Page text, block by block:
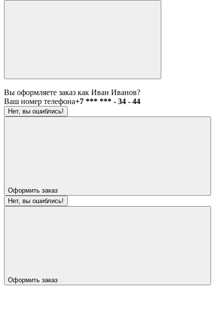
Вы оформляете заказ как Иван Иванов?
Ваш номер телефона+7 *** *** - 34 - 44
Нет, вы ошиблись!
Оформить заказ
Нет, вы ошиблись!
Оформить заказ